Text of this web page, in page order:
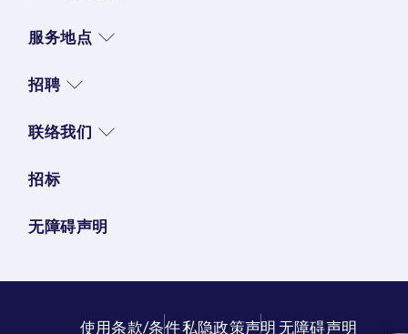
服务地点
招聘
联络我们
招标
无障碍声明
使用条款/条件私隐政策声明无障碍声明